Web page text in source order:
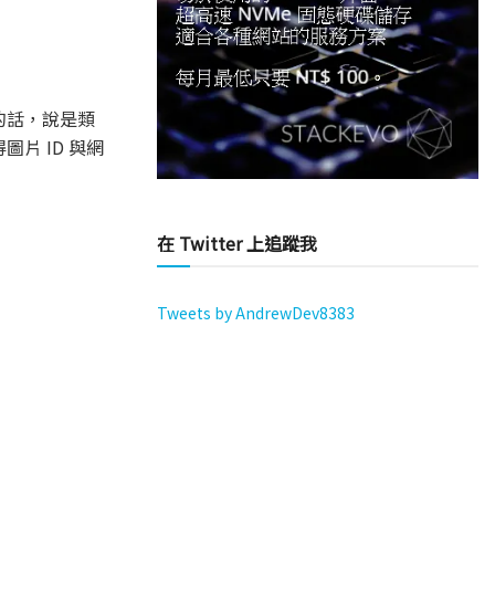
話，說是類
片 ID 與網
在 Twitter 上追蹤我
Tweets by AndrewDev8383